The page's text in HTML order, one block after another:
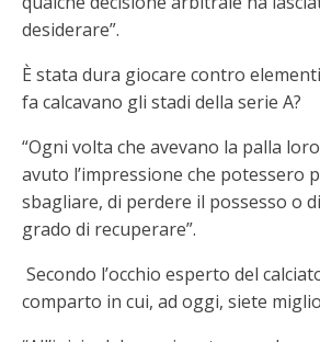
desiderare”.
È stata dura giocare contro
fa calcavano gli stadi della serie A?
“Ogni volta che avevano la palla
avuto l’impressione che potessero
sbagliare, di perdere il possesso o
grado di recuperare”.
Secondo l’occhio esperto del
comparto in cui, ad oggi, siete